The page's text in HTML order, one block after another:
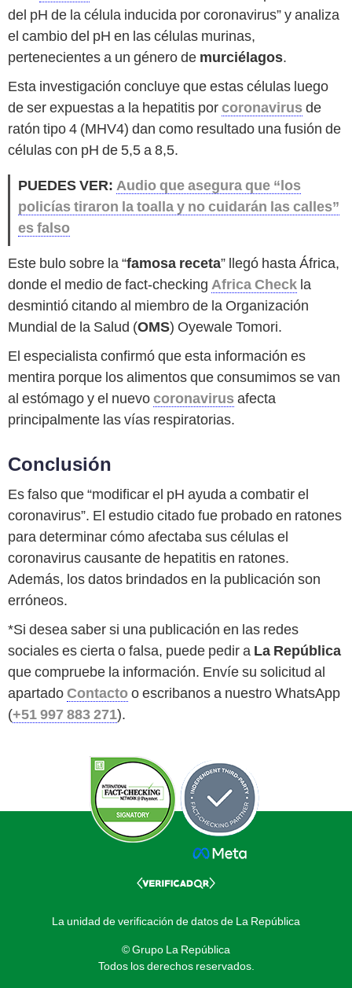
del pH de la célula inducida por coronavirus” y analiza
el cambio del pH en las células murinas,
pertenecientes a un género de murciélagos.
Esta investigación concluye que estas células luego
de ser expuestas a la hepatitis porcoronavirus de
ratón tipo 4 (MHV4) dan como resultado una fusión de
células con pH de 5,5 a 8,5.
PUEDES VER: Audio que asegura que “los
policías tiraron la toalla y no cuidarán las calles”
es falso
Este bulo sobre la “famosa receta” llegó hasta África,
donde el medio de fact-checking Africa Check la
desmintió citando al miembro de la Organización
Mundial de la Salud (OMS) Oyewale Tomori.
El especialista confirmó que esta información es
mentira porque los alimentos que consumimos se van
al estómago y el nuevocoronavirus afecta
principalmente las vías respiratorias.
Conclusión
Es falso que “modificar el pH ayuda a combatir el
coronavirus”. El estudio citado fue probado en ratones
para determinar cómo afectaba sus células el
coronavirus causante de hepatitis en ratones.
Además, los datos brindados en la publicación son
erróneos.
*Si desea saber si una publicación en las redes
sociales es cierta o falsa, puede pedir a La República
que compruebe la información. Envíe su solicitud al
apartadoContactoo escribanos a nuestro WhatsApp
(+51 997 883 271).
La unidad de verificación de datos de La República
© Grupo La República
Todos los derechos reservados.